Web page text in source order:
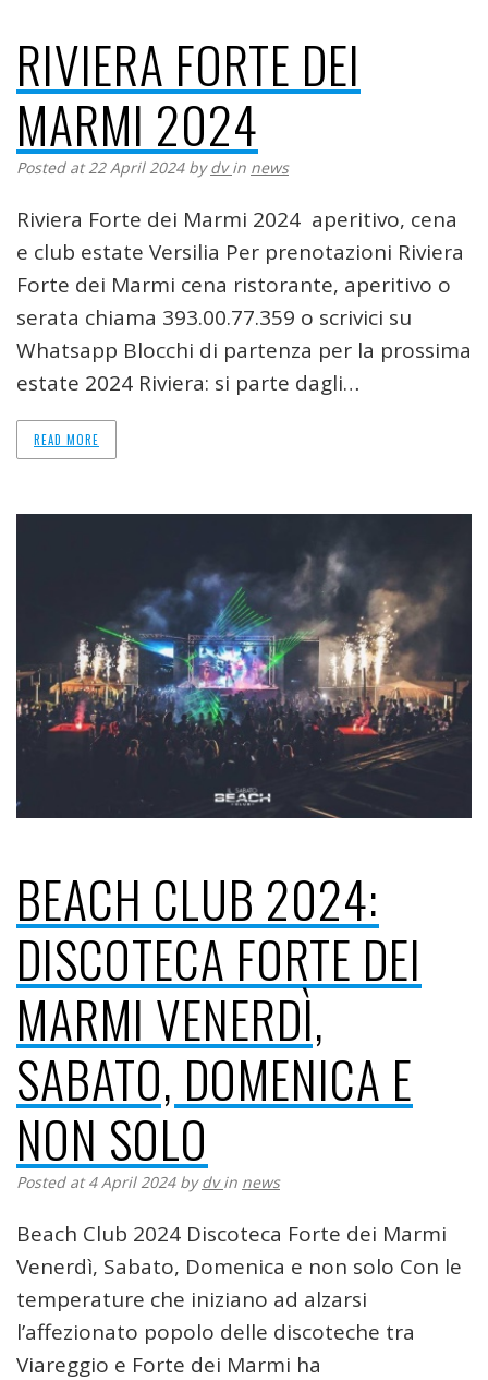
RIVIERA FORTE DEI
MARMI 2024
Posted at 22 April 2024 bydvin news
Riviera Forte dei Marmi 2024 aperitivo, cena
e club estate Versilia Per prenotazioni Riviera
Forte dei Marmi cena ristorante, aperitivo o
serata chiama 393.00.77.359 o scrivici su
Whatsapp Blocchi di partenza per la prossima
estate 2024 Riviera: si parte dagli…
READ MORE
BEACH CLUB 2024:
DISCOTECA FORTE DEI
MARMI VENERDÌ,
SABATO, DOMENICA E
NON SOLO
Posted at 4 April 2024 bydvin news
Beach Club 2024 Discoteca Forte dei Marmi
Venerdì, Sabato, Domenica e non solo Con le
temperature che iniziano ad alzarsi
l’affezionato popolo delle discoteche tra
Viareggio e Forte dei Marmi ha